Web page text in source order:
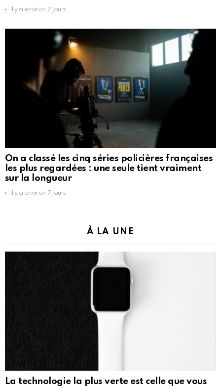
il y a environ 7 jours
On a classé les cinq séries policières françaises
les plus regardées : une seule tient vraiment
sur la longueur
il y a environ 7 jours
À LA UNE
La technologie la plus verte est celle que vous